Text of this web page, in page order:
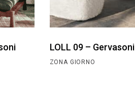
LOLL 09 – Gervasoni
ZONA GIORNO